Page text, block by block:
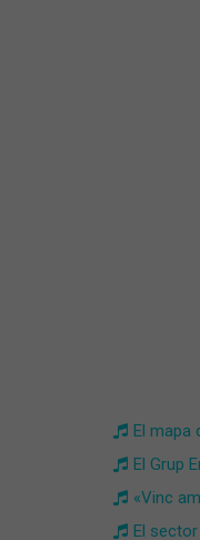
El mapa
El Grup
«Vinc
El